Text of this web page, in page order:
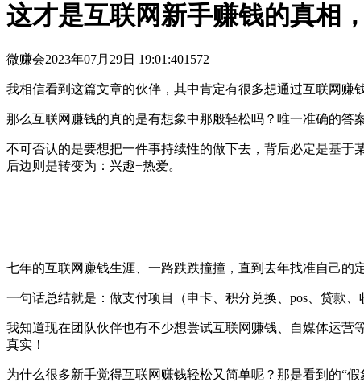
这才是互联网新手赚钱的真相
微赚会2023年07月29日 19:01:401572
我相信看到这篇文章的伙伴，其中肯定有很多想通过互联网赚
那么互联网赚钱的真的是有想象中那般轻松吗？唯一准确的答
不可否认的是要想把一件事持续性的做下去，背后必定是基于
后边则是转变为：兴趣+热爱。
七年的互联网赚钱生涯、一路跌跌撞撞，直到去年找准自己的
一句话总结就是：做支付项目（申卡、积分兑换、pos、贷款、
我知道现在团队伙伴也有不少想尝试互联网赚钱、自媒体运营
真实！
为什么很多新手觉得互联网赚钱轻松又简单呢？那是看到的“假